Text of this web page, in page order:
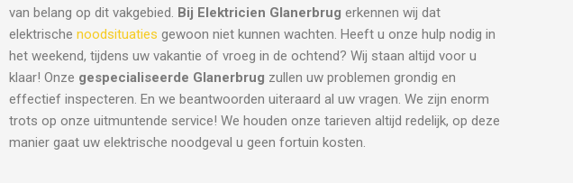
van belang op dit vakgebied. Bij Elektricien Glanerbrug erkennen wij dat
elektrische noodsituaties gewoon niet kunnen wachten. Heeft u onze hulp nodig in
het weekend, tijdens uw vakantie of vroeg in de ochtend? Wij staan altijd voor u
klaar! Onze gespecialiseerde Glanerbrug zullen uw problemen grondig en
effectief inspecteren. En we beantwoorden uiteraard al uw vragen. We zijn enorm
trots op onze uitmuntende service! We houden onze tarieven altijd redelijk, op deze
manier gaat uw elektrische noodgeval u geen fortuin kosten.